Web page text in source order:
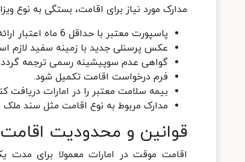
مدارک مورد نیاز برای اقامت، بستگی به نوع
پاسپورت معتبر با حداقل 6 ماه اعتبار ارائه گردد.
عکس پرسنلی جدید با زمینه سفید لازم
گواهی عدم سوپیشینه رسمی ترجمه
فرم درخواست اقامت تکمیل شود.
بیمه سلامت معتبر را در امارات دریافت
مدارک مربوط به نوع اقامت مثل سند ملک
قوانین و محدودیت
اقامت موقت در امارات معمولا برای مدت